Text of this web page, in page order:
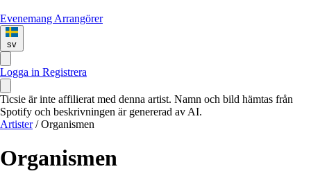
Evenemang Arrangörer
sv
Logga in Registrera
Ticsie är inte affilierat med denna artist. Namn och bild hämtas från
Spotify och beskrivningen är genererad av AI.
Artister / Organismen
Organismen